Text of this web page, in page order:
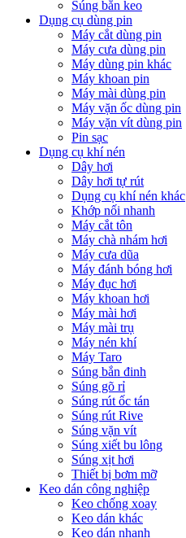
Súng bắn keo
Dụng cụ dùng pin
Máy cắt dùng pin
Máy cưa dùng pin
Máy dùng pin khác
Máy khoan pin
Máy mài dùng pin
Máy vặn ốc dùng pin
Máy vặn vít dùng pin
Pin sạc
Dụng cụ khí nén
Dây hơi
Dây hơi tự rút
Dụng cụ khí nén khác
Khớp nối nhanh
Máy cắt tôn
Máy chà nhám hơi
Máy cưa dũa
Máy đánh bóng hơi
Máy đục hơi
Máy khoan hơi
Máy mài hơi
Máy mài trụ
Máy nén khí
Máy Taro
Súng bắn đinh
Súng gõ rỉ
Súng rút ốc tán
Súng rút Rive
Súng vặn vít
Súng xiết bu lông
Súng xịt hơi
Thiết bị bơm mỡ
Keo dán công nghiệp
Keo chống xoay
Keo dán khác
Keo dán nhanh